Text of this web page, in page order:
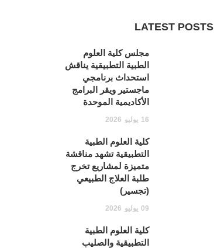
LATEST POSTS
مجلس كلية العلوم
الطبية التطبيقية يناقش
استحداث برنامجي
ماجستير ويقر البرامج
الأكاديمية الموحدة
16 يوليو 2026
كلية العلوم الطبية
التطبيقية تشهد مناقشة
متميزة لمشاريع تخرج
طلبة العلاج الطبيعي
(تجسير)
09 يوليو 2026
كلية العلوم الطبية
التطبيقية والصليب